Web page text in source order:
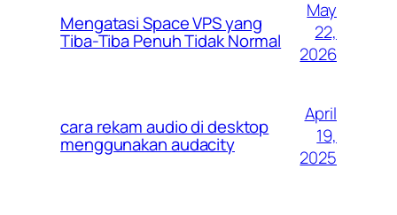
Mengatasi Space VPS yang
Tiba-Tiba Penuh Tidak Normal
May
22,
2026
cara rekam audio di desktop
menggunakan audacity
April
19,
2025